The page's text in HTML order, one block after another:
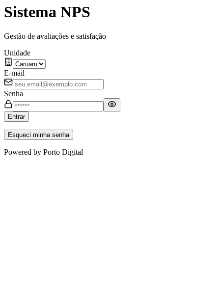
Sistema NPS
Gestão de avaliações e satisfação
Unidade
E-mail
Senha
Entrar
Esqueci minha senha
Powered by Porto Digital